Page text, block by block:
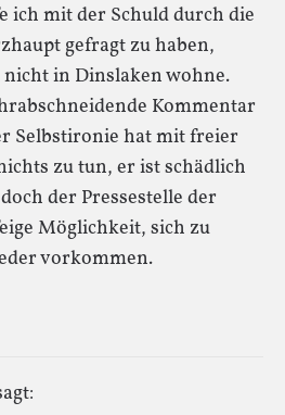
ich mit der Schuld durch die
gefragt zu haben,
in Dinslaken wohne.
Kommentar
Selbstironie hat mit freier
zu tun, er ist schädlich
der Pressestelle der
Möglichkeit, sich zu
vorkommen.